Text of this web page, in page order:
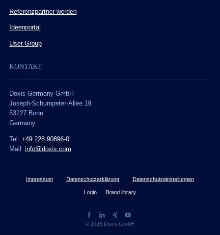
Referenzpartner werden
Ideenportal
User Group
KONTAKT
Doxis Germany GmbH
Joseph-Schumpeter-Allee 19
53227 Bonn
Germany
Tel: +49 228 90896-0
Mail: info@doxis.com
Impressum Datenschutzerklärung Datenschutzeinstellungen
Login Brand library
© 2026 Doxis GmbH